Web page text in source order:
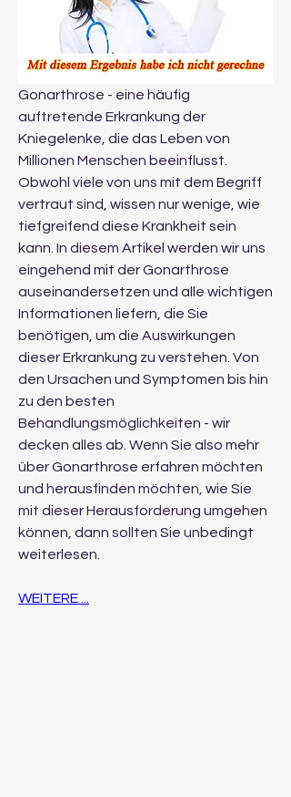
Gonarthrose - eine häufig
auftretende Erkrankung der
Kniegelenke, die das Leben von
Millionen Menschen beeinflusst.
Obwohl viele von uns mit dem Begriff
vertraut sind, wissen nur wenige, wie
tiefgreifend diese Krankheit sein
kann. In diesem Artikel werden wir uns
eingehend mit der Gonarthrose
auseinandersetzen und alle wichtigen
Informationen liefern, die Sie
benötigen, um die Auswirkungen
dieser Erkrankung zu verstehen. Von
den Ursachen und Symptomen bis hin
zu den besten
Behandlungsmöglichkeiten - wir
decken alles ab. Wenn Sie also mehr
über Gonarthrose erfahren möchten
und herausfinden möchten, wie Sie
mit dieser Herausforderung umgehen
können, dann sollten Sie unbedingt
weiterlesen.
WEITERE ...